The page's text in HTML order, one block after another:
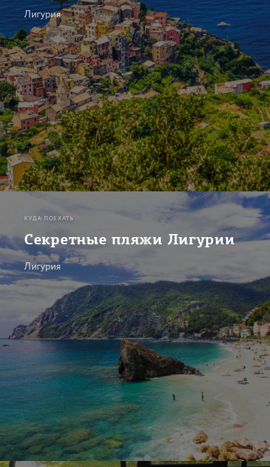
Лигурия
КУДА ПОЕХАТЬ
Секретные пляжи Лигурии
Лигурия